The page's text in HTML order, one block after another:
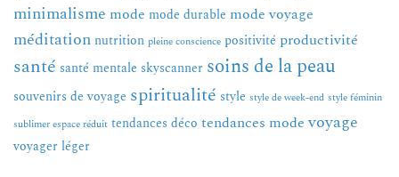
minimalisme mode mode durable mode voyage
méditationnutrition pleine conscience positivité productivité
santé santé mentale skyscanner soins de la peau
souvenirs de voyage spiritualité style style de week-end style féminin
sublimer espace réduit tendances déco tendances mode voyage
voyager léger